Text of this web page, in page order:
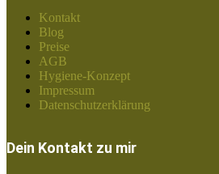
Kontakt
Blog
Preise
AGB
Hygiene-Konzept
Impressum
Datenschutzerklärung
Dein Kontakt zu mir